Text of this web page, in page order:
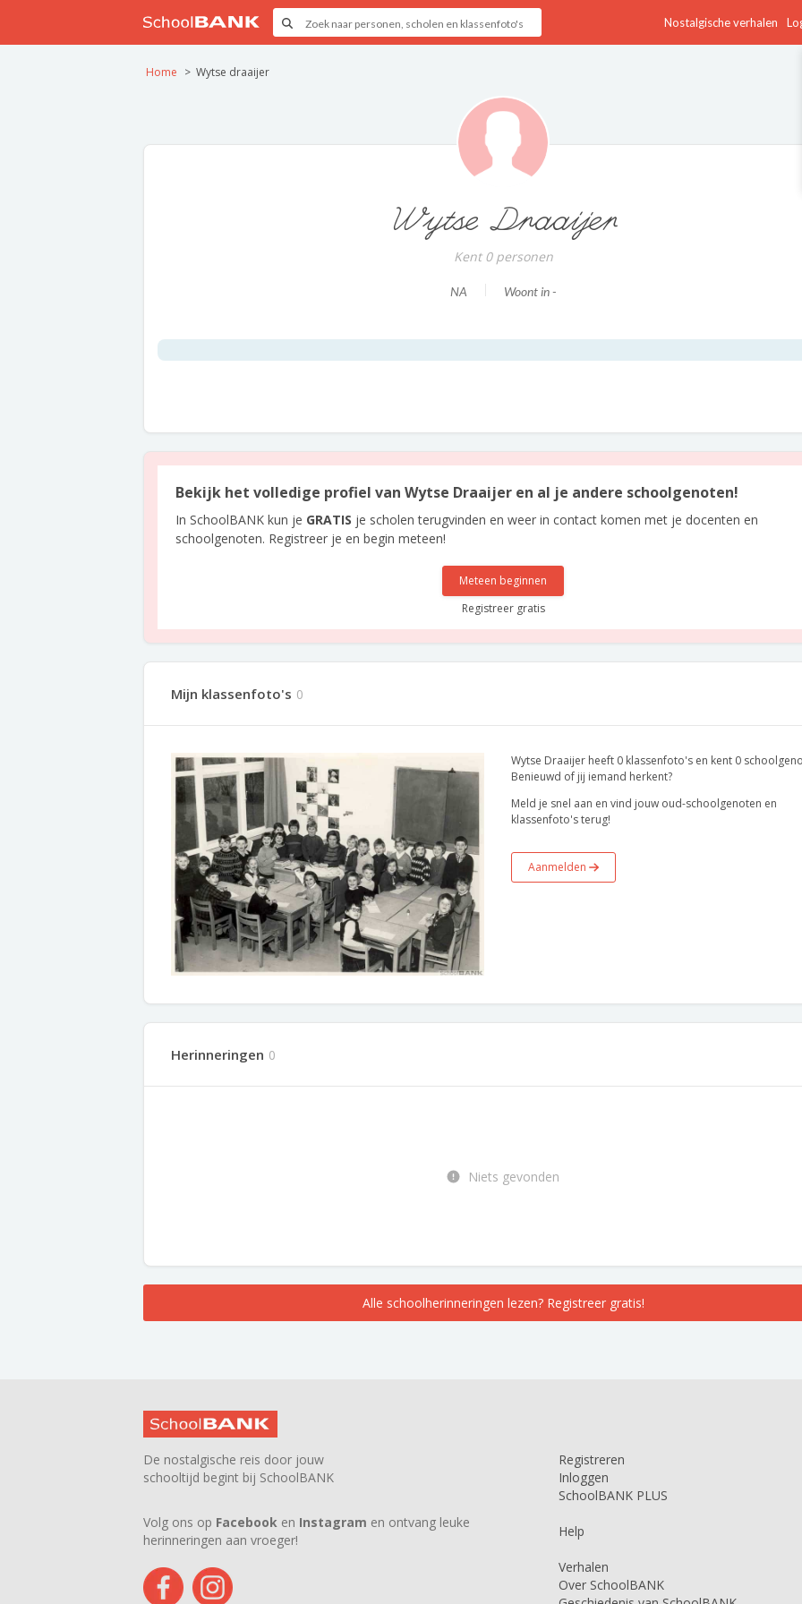
Nostalgische verhalen
Home Wytse draaijer
Wytse Draaijer
Kent 0 personen
NA Woont in -
Bekijk het volledige profiel van Wytse Draaijer en al je andere schoolgenoten!
In SchoolBANK kun je GRATIS je scholen terugvinden en weer in contact komen met je docenten en
schoolgenoten. Registreer je en begin meteen!
Meteen beginnen
Registreer gratis
Mijn klassenfoto's 0
Wytse Draaijer heeft 0 klassenfoto's en kent 0
Benieuwd of jij iemand herkent?
Meld je snel aan en vind jouw oud-schoolgenoten en
klassenfoto's terug!
Aanmelden
Herinneringen 0
Niets gevonden
Alle schoolherinneringen lezen? Registreer gratis!
De nostalgische reis door jouw
schooltijd begint bij SchoolBANK
Volg ons op Facebook en Instagram en ontvang leuke
herinneringen aan vroeger!
Registreren
Inloggen
SchoolBANK PLUS
Help
Verhalen
Over SchoolBANK